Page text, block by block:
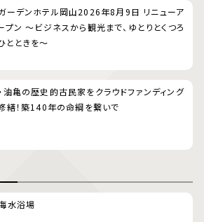
ーデンホテル岡山2026年8月9日 リニューア
プン 〜ビジネスから観光まで、ゆとりとくつろ
とときを〜
油亀の歴史的古民家をクラウドファンディング
繕！築140年の命綱を繋いで
水浴場